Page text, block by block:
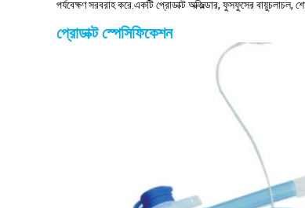
পর্যবেক্ষণ সরবরাহ করে.একটি প্রোডাক্ট অক্জিল্ডার, ফুসফুসের বায়ুচলাচল,
প্রোডাক্ট স্পেসিফিকেশন